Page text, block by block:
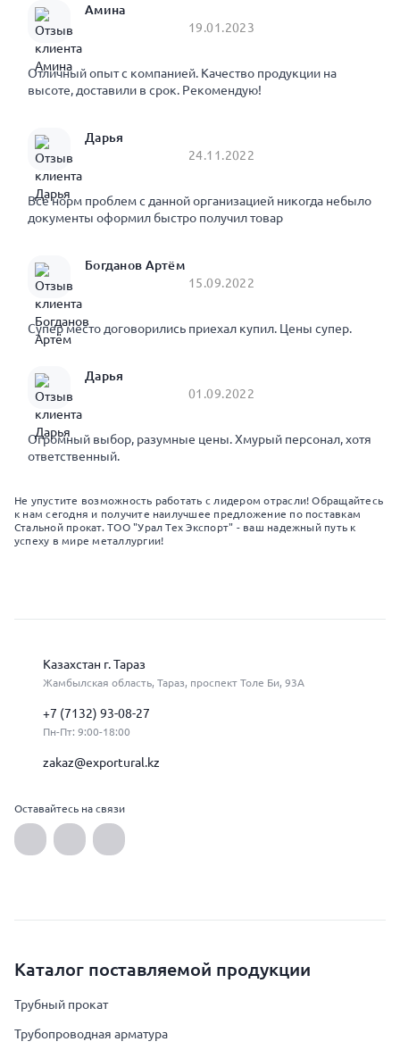
Амина
19.01.2023
Отличный опыт с компанией. Качество продукции на
высоте, доставили в срок. Рекомендую!
Дарья
24.11.2022
Все норм проблем с данной организацией никогда небыло
документы оформил быстро получил товар
Богданов Артём
15.09.2022
Супер место договорились приехал купил. Цены супер.
Дарья
01.09.2022
Огромный выбор, разумные цены. Хмурый персонал, хотя
ответственный.
Не упустите возможность работать с лидером отрасли! Обращайтесь
к нам сегодня и получите наилучшее предложение по поставкам
Стальной прокат. ТОО "Урал Тех Экспорт" - ваш надежный путь к
успеху в мире металлургии!
Казахстан г. Тараз
Жамбылская область, Тараз, проспект Толе Би, 93А
+7 (7132) 93-08-27
Пн-Пт: 9:00-18:00
zakaz@exportural.kz
Оставайтесь на связи
Каталог поставляемой продукции
Трубный прокат
Трубопроводная арматура